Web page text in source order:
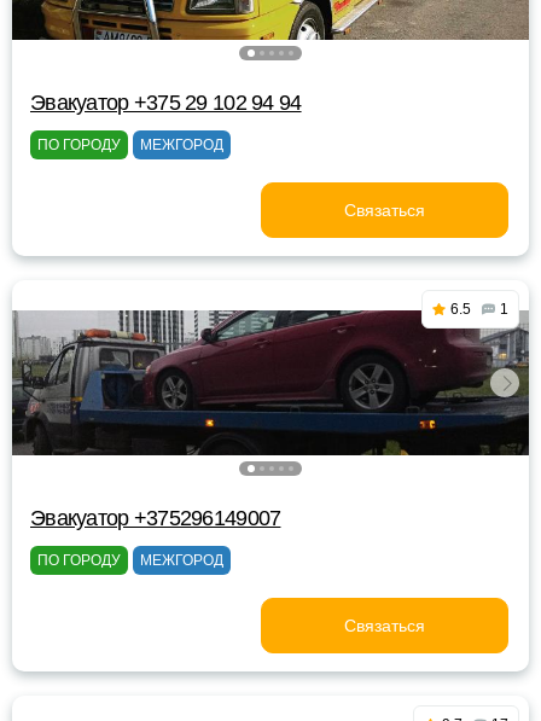
Эвакуатор +375 29 102 94 94
ПО ГОРОДУ МЕЖГОРОД
Связаться
6.5 1
Эвакуатор +375296149007
ПО ГОРОДУ МЕЖГОРОД
Связаться